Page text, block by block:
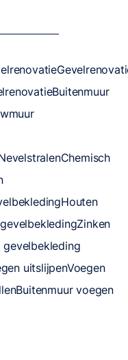
Buitenmuur
Chemisch
Houten
Zinken
uitslijpenVoegen
Buitenmuur voegen